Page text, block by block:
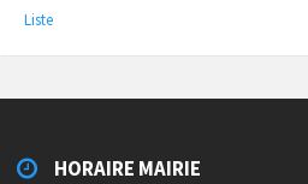
Liste
HORAIRE MAIRIE